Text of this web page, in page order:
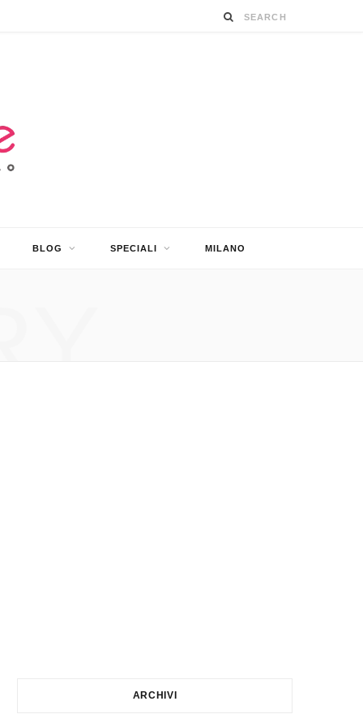
BLOG SPECIALI MILANO
ARCHIVI